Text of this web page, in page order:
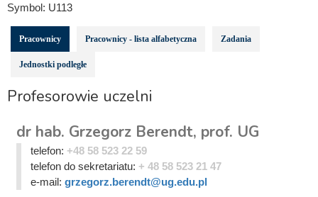
Symbol: U113
Pracownicy Pracownicy - lista alfabetyczna Zadania
Jednostki podległe
Profesorowie uczelni
dr hab. Grzegorz Berendt, prof. UG
telefon: +48 58 523 22 59
telefon do sekretariatu: + 48 58 523 21 47
e-mail: grzegorz.berendt@ug.edu.pl